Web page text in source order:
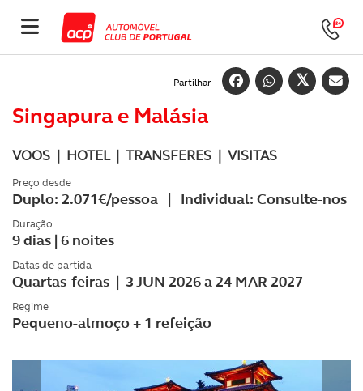
Partilhar
Singapura e Malásia
VOOS | HOTEL | TRANSFERES | VISITAS
Preço desde
Duplo: 2.071€/pessoa | Individual: Consulte-nos
Duração
9 dias | 6 noites
Datas de partida
Quartas-feiras | 3 JUN 2026 a 24 MAR 2027
Regime
Pequeno-almoço + 1 refeição